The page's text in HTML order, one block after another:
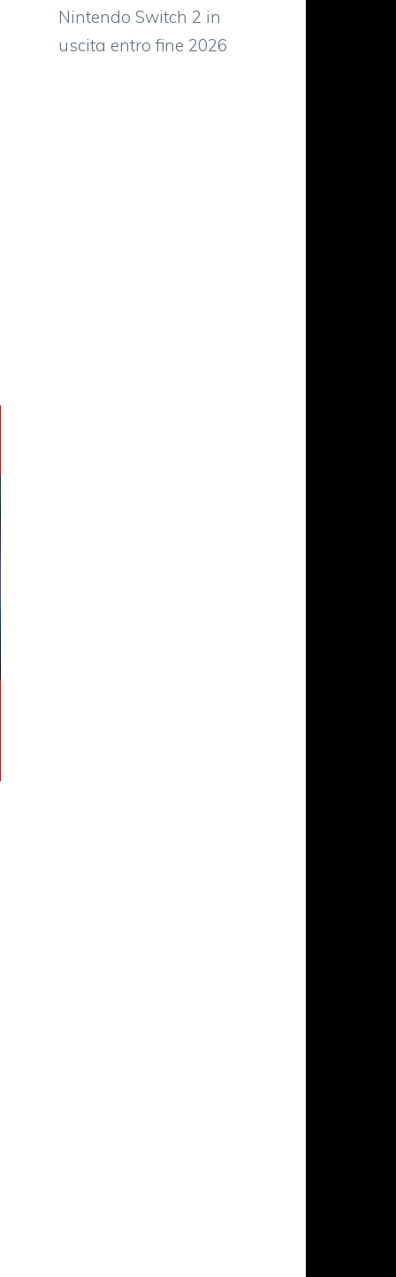
Nintendo Switch 2 in
uscita entro fine 2026